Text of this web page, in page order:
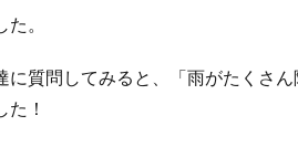
。
質問してみると、「雨がたくさ
！